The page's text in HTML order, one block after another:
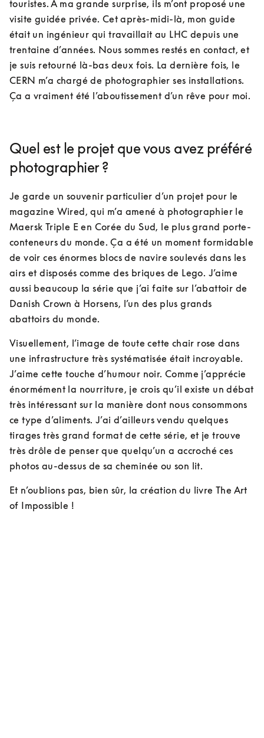
touristes. À ma grande surprise, ils m’ont proposé une
visite guidée privée. Cet après-midi-là, mon guide
était un ingénieur qui travaillait au LHC depuis une
trentaine d’années. Nous sommes restés en contact, et
je suis retourné là-bas deux fois. La dernière fois, le
CERN m’a chargé de photographier ses installations.
Ça a vraiment été l’aboutissement d’un rêve pour moi.
Quel est le projet que vous avez préféré
photographier ?
Je garde un souvenir particulier d’un projet pour le
magazine Wired, qui m’a amené à photographier le
Maersk Triple E en Corée du Sud, le plus grand porte-
conteneurs du monde. Ça a été un moment formidable
de voir ces énormes blocs de navire soulevés dans les
airs et disposés comme des briques de Lego. J’aime
aussi beaucoup la série que j’ai faite sur l’abattoir de
Danish Crown à Horsens, l’un des plus grands
abattoirs du monde.
Visuellement, l’image de toute cette chair rose dans
une infrastructure très systématisée était incroyable.
J’aime cette touche d’humour noir. Comme j’apprécie
énormément la nourriture, je crois qu’il existe un débat
très intéressant sur la manière dont nous consommons
ce type d’aliments. J’ai d’ailleurs vendu quelques
tirages très grand format de cette série, et je trouve
très drôle de penser que quelqu’un a accroché ces
photos au-dessus de sa cheminée ou son lit.
Et n’oublions pas, bien sûr, la création du livre The Art
of Impossible !